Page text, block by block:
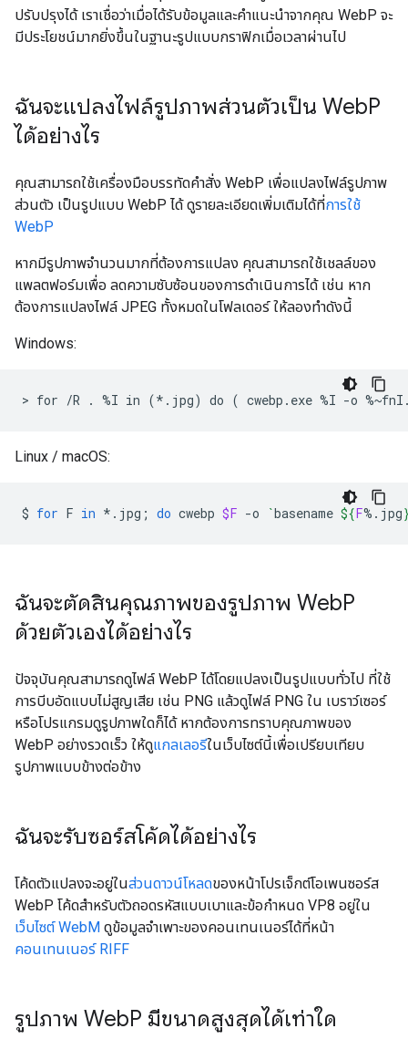
ปรับปรุงได้ เราเชื่อว่าเมื่อได้รับข้อมูลและคำแนะนำจากคุณ WebP จะ
มีประโยชน์มากยิ่งขึ้นในฐานะรูปแบบกราฟิกเมื่อเวลาผ่านไป
ฉันจะแปลงไฟล์รูปภาพส่วนตัวเป็น WebP
ได้อย่างไร
คุณสามารถใช้เครื่องมือบรรทัดคำสั่ง WebP เพื่อแปลงไฟล์รูปภาพ
ส่วนตัว เป็นรูปแบบ WebP ได้ ดูรายละเอียดเพิ่มเติมได้ที่การใช้
WebP
หากมีรูปภาพจำนวนมากที่ต้องการแปลง คุณสามารถใช้เชลล์ของ
แพลตฟอร์มเพื่อ ลดความซับซ้อนของการดำเนินการได้ เช่น หาก
ต้องการแปลงไฟล์ JPEG ทั้งหมดในโฟลเดอร์ ให้ลองทำดังนี้
Windows:
Linux / macOS:
$ for F in *.jpg ; do cwebp $F -o `basename ${F%.jpg
ฉันจะตัดสินคุณภาพของรูปภาพ WebP
ด้วยตัวเองได้อย่างไร
ปัจจุบันคุณสามารถดูไฟล์ WebP ได้โดยแปลงเป็นรูปแบบทั่วไป ที่ใช้
การบีบอัดแบบไม่สูญเสีย เช่น PNG แล้วดูไฟล์ PNG ใน เบราว์เซอร์
หรือโปรแกรมดูรูปภาพใดก็ได้ หากต้องการทราบคุณภาพของ
WebP อย่างรวดเร็ว ให้ดูแกลเลอรีในเว็บไซต์นี้เพื่อเปรียบเทียบ
รูปภาพแบบข้างต่อข้าง
ฉันจะรับซอร์สโค้ดได้อย่างไร
โค้ดตัวแปลงจะอยู่ในส่วนดาวน์โหลดของหน้าโปรเจ็กต์โอเพนซอร์ส
WebP โค้ดสำหรับตัวถอดรหัสแบบเบาและข้อกำหนด VP8 อยู่ใน
เว็บไซต์ WebM ดูข้อมูลจำเพาะของคอนเทนเนอร์ได้ที่หน้า
คอนเทนเนอร์ RIFF
รูปภาพ WebP มีขนาดสูงสุดได้เท่าใด